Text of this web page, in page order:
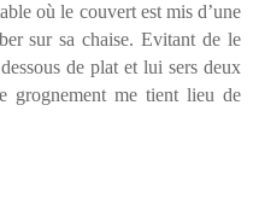
où le couvert est mis d’une
sur sa chaise. Evitant de le
de plat et lui sers deux
grognement me tient lieu de